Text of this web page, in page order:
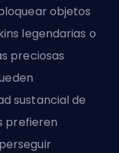
objetos
legendarias o
preciosas
sustancial de
prefieren